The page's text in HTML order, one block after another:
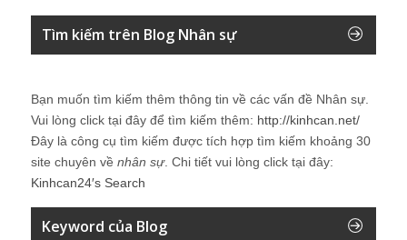
Tìm kiếm trên Blog Nhân sự
Bạn muốn tìm kiếm thêm thông tin về các vấn đề Nhân sự.
Vui lòng click tại đây để tìm kiếm thêm: http://kinhcan.net/
Đây là công cụ tìm kiếm được tích hợp tìm kiếm khoảng 30
site chuyên về nhân sự. Chi tiết vui lòng click tại đây:
Kinhcan24′s Search
Keyword của Blog